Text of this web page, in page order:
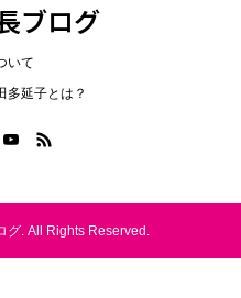
ブログ
いて
延子とは？
グ. All Rights Reserved.